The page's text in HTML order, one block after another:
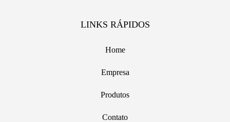
LINKS RÁPIDOS
Home
Empresa
Produtos
Contato